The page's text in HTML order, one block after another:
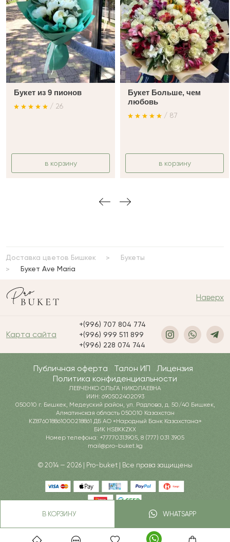
В КОРЗИНУ WHATSAPP
Букет из 9 пионов
/ 26
в корзину
Букет Больше, чем
любовь
/ 87
в корзину
Доставка цветов Бишкек
Букеты
Букет Ave Maria
Наверх
Карта сайта
+(996) 707 804 774
+(996) 999 511 899
+(996) 228 074 744
Публичная оферта Талон ИП
Лицензия
Политика конфиденциальности
ЛЕВЧЕНКО ОЛЬГА НИКОЛАЕВНА
ИИН: 690502402093
050010 г. Бишкек, Медеуский район, ул. Радлова, д. 50/40 Бишкек,
Алматинская область 050010 Казахстан
KZ876018861000218861 ДБ АО «Народный Банк Казахстана»
БИК HSBKKZKX
Номер телефона: +77770313905, 8 (777) 031 3905
mail@pro-buket.kg
© 2014 — 2026 | Pro-buket | Все права защищены